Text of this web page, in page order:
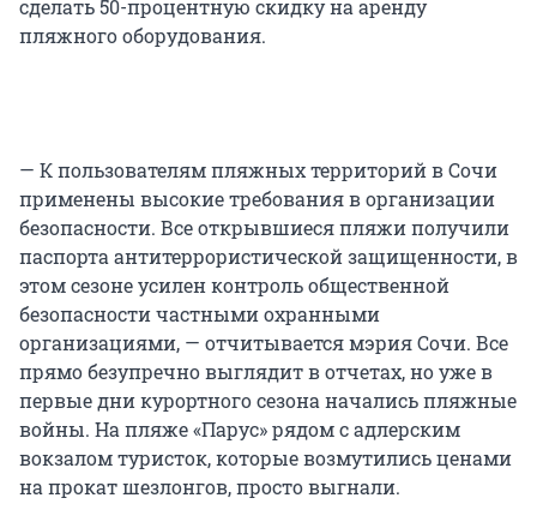
сделать 50-процентную скидку на аренду
пляжного оборудования.
— К пользователям пляжных территорий в Сочи
применены высокие требования в организации
безопасности. Все открывшиеся пляжи получили
паспорта антитеррористической защищенности, в
этом сезоне усилен контроль общественной
безопасности частными охранными
организациями, — отчитывается мэрия Сочи. Все
прямо безупречно выглядит в отчетах, но уже в
первые дни курортного сезона начались пляжные
войны. На пляже «Парус» рядом с адлерским
вокзалом туристок, которые возмутились ценами
на прокат шезлонгов, просто выгнали.